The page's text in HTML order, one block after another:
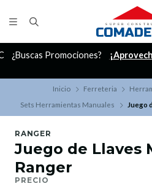
¿Buscas Promociones?
Inicio Ferreteria
Sets Herramientas Manuales
Juego
RANGER
Juego de Llaves
Ranger
PRECIO